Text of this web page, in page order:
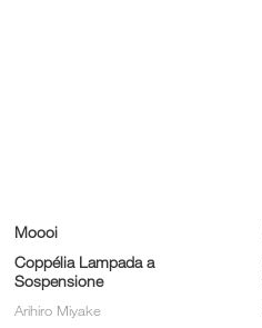
Moooi
Coppélia Lampada a
Sospensione
Arihiro Miyake